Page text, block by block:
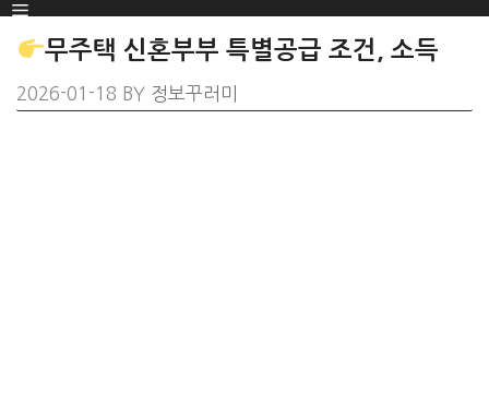
SKIP
TO
Menu
무주택 신혼부부 특별공급 조건, 소득
2026-01-18 BY 정보꾸러미